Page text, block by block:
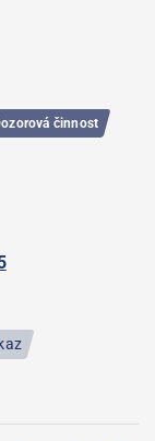
činnost